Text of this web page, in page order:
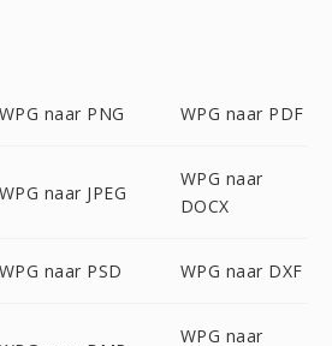
WPG naar PNG WPG naar PDF
WPG naar JPEG
WPG naar
DOCX
WPG naar PSD WPG naar DXF
WPG naar